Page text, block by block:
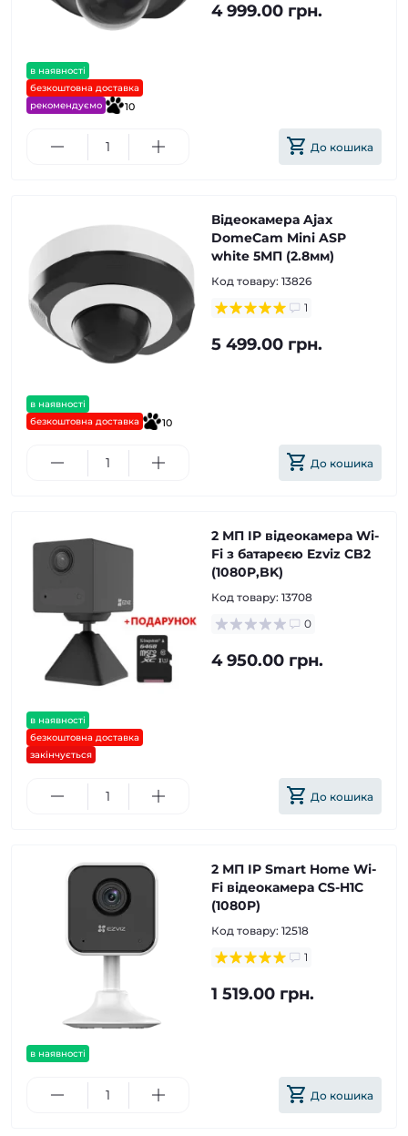
в наявності
безкоштовна доставка
рекомендуємо
10
4 999.00 грн.
До кошика
в наявності
безкоштовна доставка
10
Відеокамера Ajax
DomeCam Mini ASP
white 5МП (2.8мм)
Код товару: 13826
1
5 499.00 грн.
До кошика
в наявності
безкоштовна доставка
закінчується
2 МП IP відеокамера Wi-
Fi з батареєю Ezviz CB2
(1080P,BK)
Код товару: 13708
0
4 950.00 грн.
До кошика
в наявності
2 МП IP Smart Home Wi-
Fi відеокамера CS-H1C
(1080P)
Код товару: 12518
1
1 519.00 грн.
До кошика